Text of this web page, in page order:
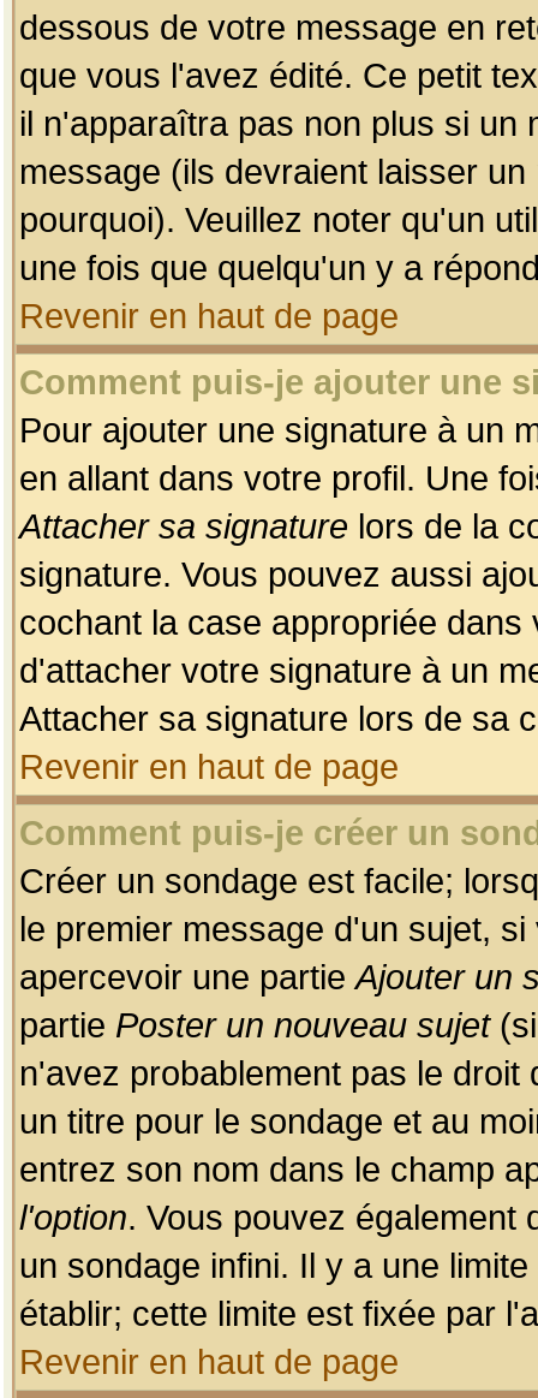
dessous de votre message en
que vous l'avez édité. Ce petit
il n'apparaîtra pas non plus si un
message (ils devraient laisser
pourquoi). Veuillez noter qu'un
une fois que quelqu'un y a
Revenir en haut de page
Comment puis-je ajouter une
Pour ajouter une signature à un
en allant dans votre profil. Une
Attacher sa signature lors de la
signature. Vous pouvez aussi
cochant la case appropriée
d'attacher votre signature à un
Attacher sa signature lors de sa
Revenir en haut de page
Comment puis-je créer un
Créer un sondage est facile;
le premier message d'un sujet,
apercevoir une partieAjouter un
partie Poster un nouveau sujet(si
n'avez probablement pas le
un titre pour le sondage et au
entrez son nom dans le champ
l'option. Vous pouvez également
un sondage infini. Il y a une
établir; cette limite est fixée par
Revenir en haut de page